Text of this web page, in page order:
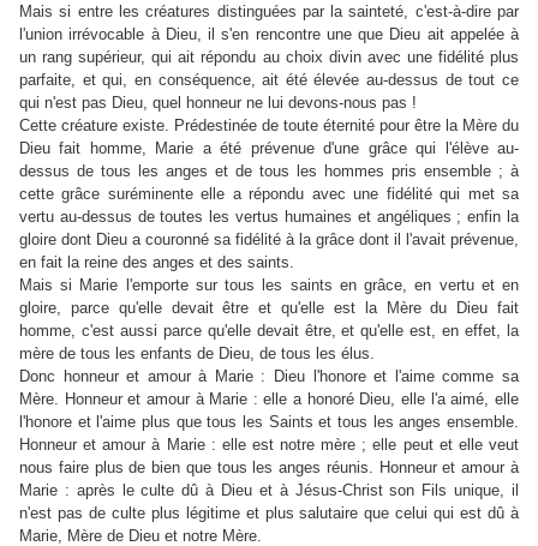
Mais si entre les créatures distinguées par la sainteté, c'est-à-dire par
l'union irrévocable à Dieu, il s'en rencontre une que Dieu ait appelée à
un rang supérieur, qui ait répondu au choix divin avec une fidélité plus
parfaite, et qui, en conséquence, ait été élevée au-dessus de tout ce
qui n'est pas Dieu, quel honneur ne lui devons-nous pas !
Cette créature existe. Prédestinée de toute éternité pour être la Mère du
Dieu fait homme, Marie a été prévenue d'une grâce qui l'élève au-
dessus de tous les anges et de tous les hommes pris ensemble ; à
cette grâce suréminente elle a répondu avec une fidélité qui met sa
vertu au-dessus de toutes les vertus humaines et angéliques ; enfin la
gloire dont Dieu a couronné sa fidélité à la grâce dont il l'avait prévenue,
en fait la reine des anges et des saints.
Mais si Marie l'emporte sur tous les saints en grâce, en vertu et en
gloire, parce qu'elle devait être et qu'elle est la Mère du Dieu fait
homme, c'est aussi parce qu'elle devait être, et qu'elle est, en effet, la
mère de tous les enfants de Dieu, de tous les élus.
Donc honneur et amour à Marie : Dieu l'honore et l'aime comme sa
Mère. Honneur et amour à Marie : elle a honoré Dieu, elle l'a aimé, elle
l'honore et l'aime plus que tous les Saints et tous les anges ensemble.
Honneur et amour à Marie : elle est notre mère ; elle peut et elle veut
nous faire plus de bien que tous les anges réunis. Honneur et amour à
Marie : après le culte dû à Dieu et à Jésus-Christ son Fils unique, il
n'est pas de culte plus légitime et plus salutaire que celui qui est dû à
Marie, Mère de Dieu et notre Mère.